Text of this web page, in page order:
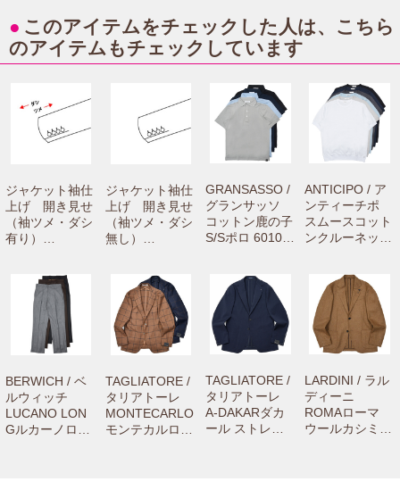
ミシモ）online
shopで商品をお
買上げの方専用
ミシモ）online
shopで商品をお
買上げの方専用
0003
ソー NEBBIOLO
smooth 721610
● このアイテムをチェックした人は、こちら
のアイテムもチェックしています
ジャケット袖仕
上げ 開き見せ
（袖ツメ・ダシ
有り）
line shopで商品
をお買上げの方
専用のお修理メ
ニューです。】
ジャケット袖仕
上げ 開き見せ
（袖ツメ・ダシ
無し）
line shopで商品
をお買上げの方
専用のお修理メ
ニューです。】
GRANSASSO /
グランサッソ
コットン鹿の子
S/Sポロ 60103/
ANTICIPO / ア
ンティーチポ
スムースコット
ンクルーネック
O smooth 7216
1001004
BERWICH / ベ
ルウィッチ
LUCANO LON
Gルカーノロン
TAGLIATORE /
タリアトーレ
MONTECARLO
モンテカルロ
TAGLIATORE /
タリアトーレ
A-DAKARダカ
ール ストレッ
LARDINI / ラル
ディーニ
ROMAローマ
ウールカシミア